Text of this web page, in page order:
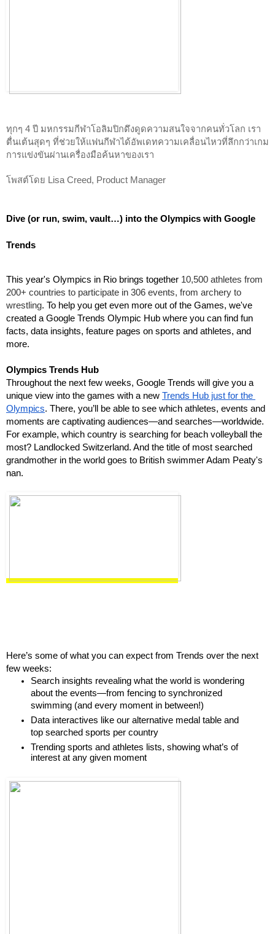
ทุกๆ 4 ปี มหกรรมกีฬาโอลิมปิกดึงดูดความสนใจจากคนทั่วโลก เรา
ตื่นเต้นสุดๆ ที่ช่วยให้แฟนกีฬาได้อัพเดทความเคลื่อนไหวที่ลึกกว่าเกม
การแข่งขันผ่านเครื่องมือค้นหาของเรา
โพสต์โดย Lisa Creed, Product Manager
Dive (or run, swim, vault…) into the Olympics with Google
Trends
This year's Olympics in Rio brings together 10,500 athletes from
200+ countries to participate in 306 events, from archery to
wrestling. To help you get even more out of the Games, we've
created a Google Trends Olympic Hub where you can find fun
facts, data insights, feature pages on sports and athletes, and
more.
Olympics Trends Hub
Throughout the next few weeks, Google Trends will give you a
unique view into the games with a new Trends Hub just for the
Olympics. There, you’ll be able to see which athletes, events and
moments are captivating audiences—and searches—worldwide.
For example, which country is searching for beach volleyball the
most? Landlocked Switzerland. And the title of most searched
grandmother in the world goes to British swimmer Adam Peaty's
nan.
Here’s some of what you can expect from Trends over the next
few weeks:
Search insights revealing what the world is wondering
about the events—from fencing to synchronized
swimming (and every moment in between!)
Data interactives like our alternative medal table and
top searched sports per country
Trending sports and athletes lists, showing what’s of
interest at any given moment